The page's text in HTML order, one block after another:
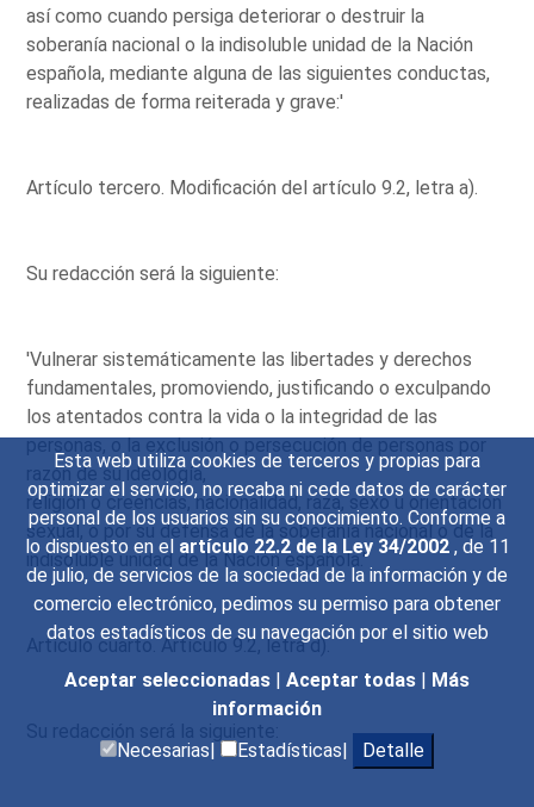
Esta web utiliza cookies de terceros y propias para
optimizar el servicio, no recaba ni cede datos de carácter
personal de los usuarios sin su conocimiento. Conforme a
lo dispuesto en el artículo 22.2 de la Ley 34/2002 , de 11
de julio, de servicios de la sociedad de la información y de
comercio electrónico, pedimos su permiso para obtener
datos estadísticos de su navegación por el sitio web
Aceptar seleccionadas | Aceptar todas | Más
información
Necesarias|
Estadísticas| Detalle
así como cuando persiga deteriorar o destruir la
soberanía nacional o la indisoluble unidad de la Nación
española, mediante alguna de las siguientes conductas,
realizadas de forma reiterada y grave:'
Artículo tercero. Modificación del artículo 9.2, letra a).
Su redacción será la siguiente:
'Vulnerar sistemáticamente las libertades y derechos
fundamentales, promoviendo, justificando o exculpando
los atentados contra la vida o la integridad de las
personas, o la exclusión o persecución de personas por
razón de su ideología,
religión o creencias, nacionalidad, raza, sexo u orientación
sexual, o por su defensa de la soberanía nacional o de la
indisoluble unidad de la Nación española.'
Artículo cuarto. Artículo 9.2, letra d).
Su redacción será la siguiente: